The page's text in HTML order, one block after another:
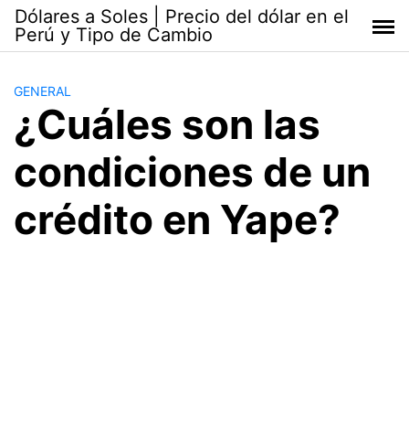
Saltar
contenido
Dólares a Soles | Precio del dólar en el
Perú y Tipo de Cambio
GENERAL
¿Cuáles son las
condiciones de un
crédito en Yape?